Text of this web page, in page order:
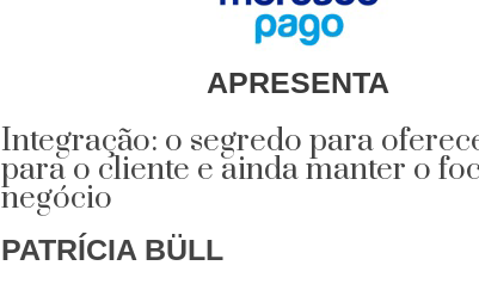
APRESENTA
Integração: o segredo para
para o cliente e ainda manter o
negócio
PATRÍCIA BÜLL